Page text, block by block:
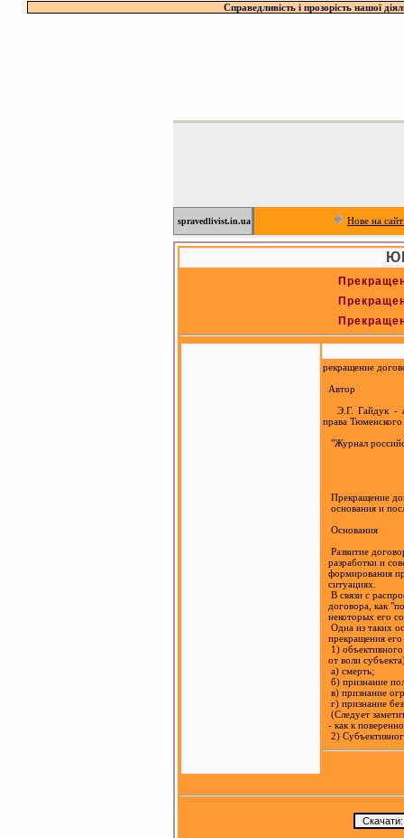
Справедливість і прозорість нашої
spravedlivist.in.ua Нове на
рекращение
Автор
Э.Г. Гайдук -
права Тюменского
"Журнал
Прекращение
основания и
Основания
Развитие
разработки и
формирования
ситуациях.
В связи с
договора, как
некоторых его
Одна из таких
прекращения
1) объективного
от воли
а) смерть;
б) признание
в) признание
г) признание
(Следует
- как к
2)